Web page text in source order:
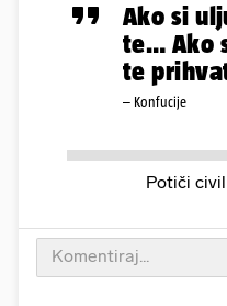
Ako si
te… Ako
te
– Konfucije
Potiči